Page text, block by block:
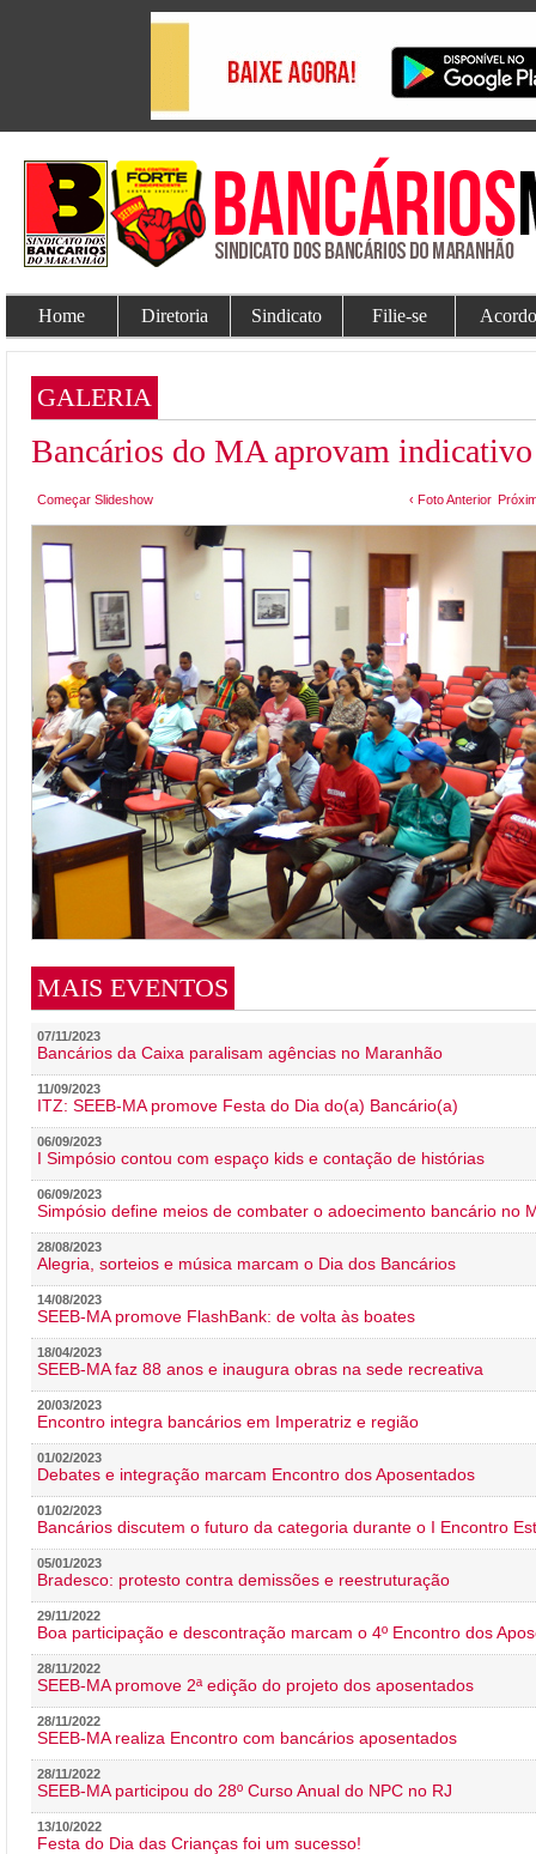
Home Diretoria Sindicato Filie-se
GALERIA
Bancários do MA aprovam
Começar Slideshow ‹ Foto Anterior
MAIS EVENTOS
07/11/2023
Bancários da Caixa paralisam agências no Maranhão
11/09/2023
ITZ: SEEB-MA promove Festa do Dia do(a) Bancário(a)
06/09/2023
I Simpósio contou com espaço kids e contação de histórias
06/09/2023
Simpósio define meios de combater o adoecimento bancário no
28/08/2023
Alegria, sorteios e música marcam o Dia dos Bancários
14/08/2023
SEEB-MA promove FlashBank: de volta às boates
18/04/2023
SEEB-MA faz 88 anos e inaugura obras na sede recreativa
20/03/2023
Encontro integra bancários em Imperatriz e região
01/02/2023
Debates e integração marcam Encontro dos Aposentados
01/02/2023
Bancários discutem o futuro da categoria durante o I Encontro
05/01/2023
Bradesco: protesto contra demissões e reestruturação
29/11/2022
Boa participação e descontração marcam o 4º Encontro dos
28/11/2022
SEEB-MA promove 2ª edição do projeto dos aposentados
28/11/2022
SEEB-MA realiza Encontro com bancários aposentados
28/11/2022
SEEB-MA participou do 28º Curso Anual do NPC no RJ
13/10/2022
Festa do Dia das Crianças foi um sucesso!